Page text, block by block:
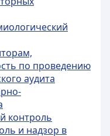
по проведению
аудита
контроль
и надзор в